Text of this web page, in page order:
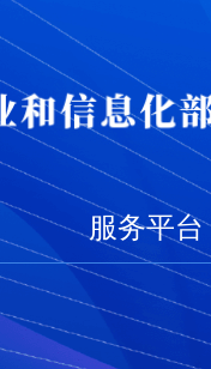
服务平台